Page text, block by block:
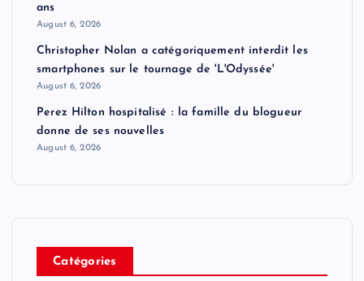
ans
August 6, 2026
Christopher Nolan a catégoriquement interdit les
smartphones sur le tournage de 'L'Odyssée'
August 6, 2026
Perez Hilton hospitalisé : la famille du blogueur
donne de ses nouvelles
August 6, 2026
Catégories